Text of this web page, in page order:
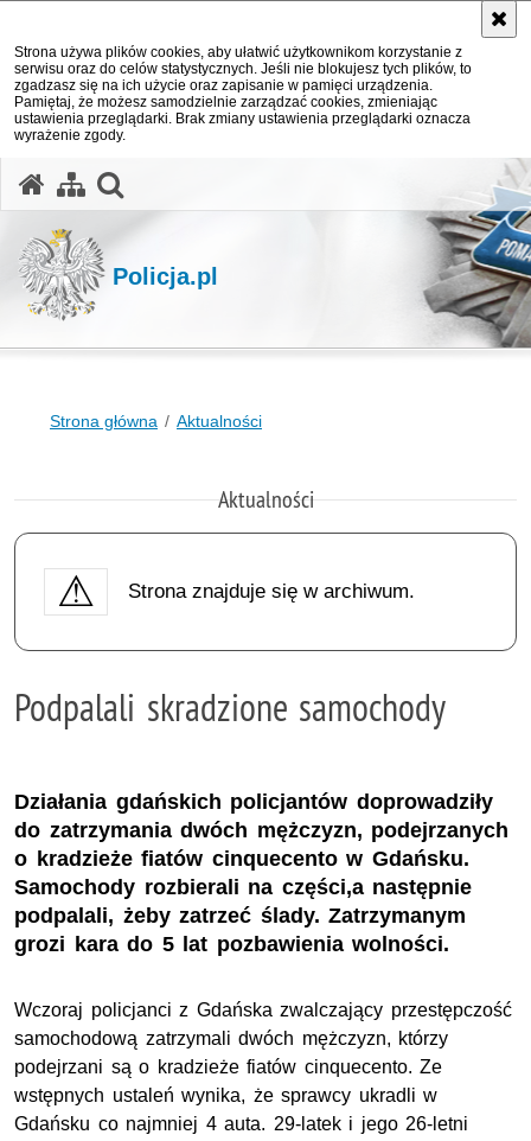
Strona używa plików cookies, aby ułatwić użytkownikom korzystanie z
serwisu oraz do celów statystycznych. Jeśli nie blokujesz tych plików, to
zgadzasz się na ich użycie oraz zapisanie w pamięci urządzenia.
Pamiętaj, że możesz samodzielnie zarządzać cookies, zmieniając
ustawienia przeglądarki. Brak zmiany ustawienia przeglądarki oznacza
wyrażenie zgody.
Policja.pl
Strona główna Aktualności
Aktualności
Strona znajduje się w archiwum.
Podpalali skradzione samochody
Działania gdańskich policjantów doprowadziły
do zatrzymania dwóch mężczyzn, podejrzanych
o kradzieże fiatów cinquecento w Gdańsku.
Samochody rozbierali na części,a następnie
podpalali, żeby zatrzeć ślady. Zatrzymanym
grozi kara do 5 lat pozbawienia wolności.
Wczoraj policjanci z Gdańska zwalczający przestępczość
samochodową zatrzymali dwóch mężczyzn, którzy
podejrzani są o kradzieże fiatów cinquecento. Ze
wstępnych ustaleń wynika, że sprawcy ukradli w
Gdańsku co najmniej 4 auta. 29-latek i jego 26-letni